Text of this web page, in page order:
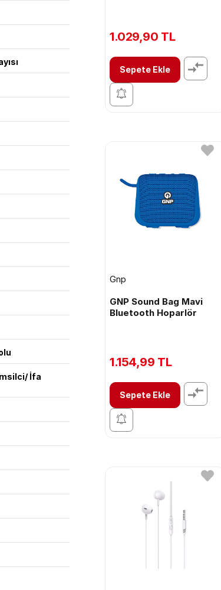
İfa
1.029,90 TL
Sepete Ekle
Gnp
GNP Sound Bag Mavi
Bluetooth Hoparlör
1.154,99 TL
Sepete Ekle